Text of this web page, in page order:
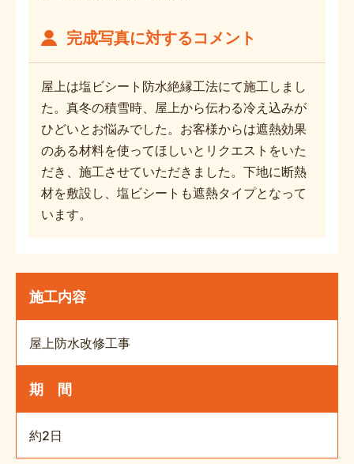
完成写真に対するコメント
屋上は塩ビシート防水絶縁工法にて施工しまし
た。真冬の積雪時、屋上から伝わる冷え込みが
ひどいとお悩みでした。お客様からは遮熱効果
のある材料を使ってほしいとリクエストをいた
だき、施工させていただきました。下地に断熱
材を敷設し、塩ビシートも遮熱タイプとなって
います。
施工内容
屋上防水改修工事
期 間
約2日